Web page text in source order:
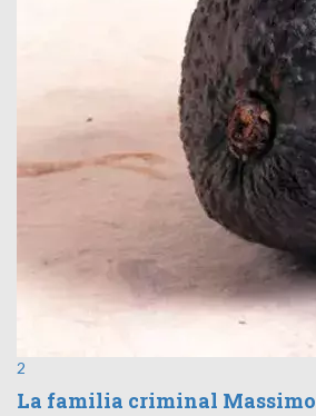
2
La familia criminal Massimo